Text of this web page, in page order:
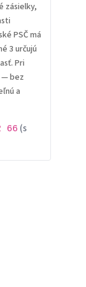
zásielky,
PSČ má
3 určujú
Pri
— bez
a
66 (s